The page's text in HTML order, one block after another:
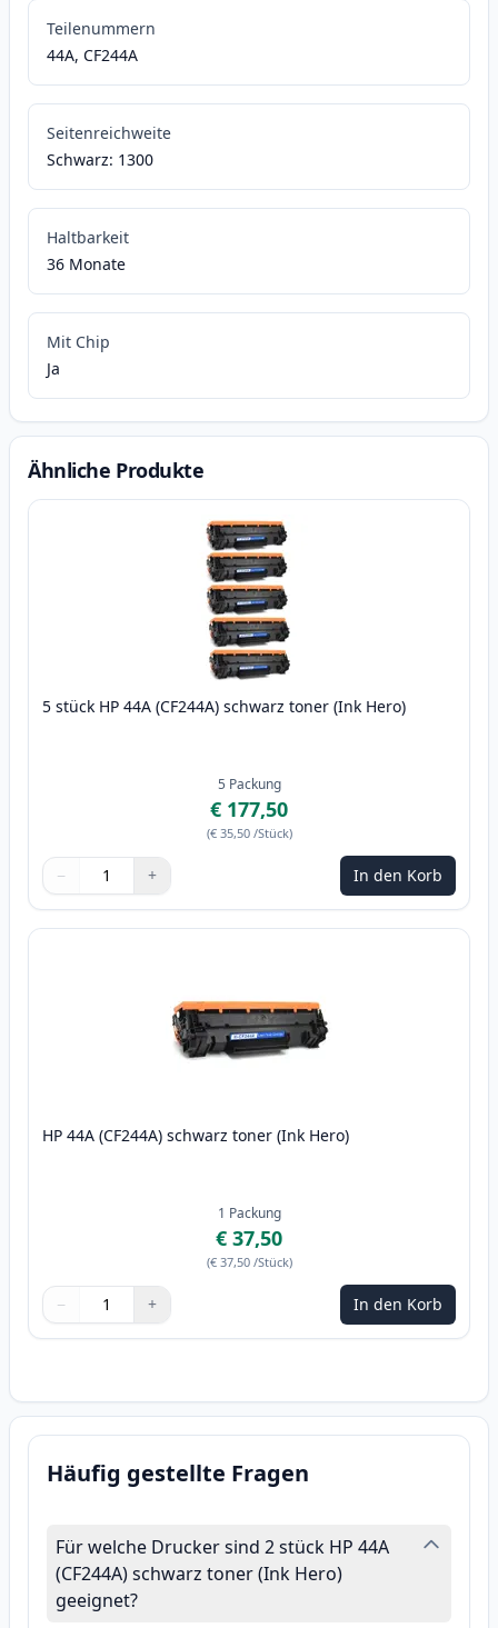
Teilenummern
44A, CF244A
Seitenreichweite
Schwarz: 1300
Haltbarkeit
36 Monate
Mit Chip
Ja
Ähnliche Produkte
5 stück HP 44A (CF244A) schwarz toner (Ink Hero)
5 Packung
€ 177,50
(€ 35,50 /Stück)
Menge
Verwenden Sie die Tasten, um anzupassen
− +
Menge 1 In den Korb
HP 44A (CF244A) schwarz toner (Ink Hero)
1 Packung
€ 37,50
(€ 37,50 /Stück)
Menge
Verwenden Sie die Tasten, um anzupassen
− +
Menge 1 In den Korb
Häufig gestellte Fragen
Für welche Drucker sind 2 stück HP 44A
(CF244A) schwarz toner (Ink Hero)
geeignet?